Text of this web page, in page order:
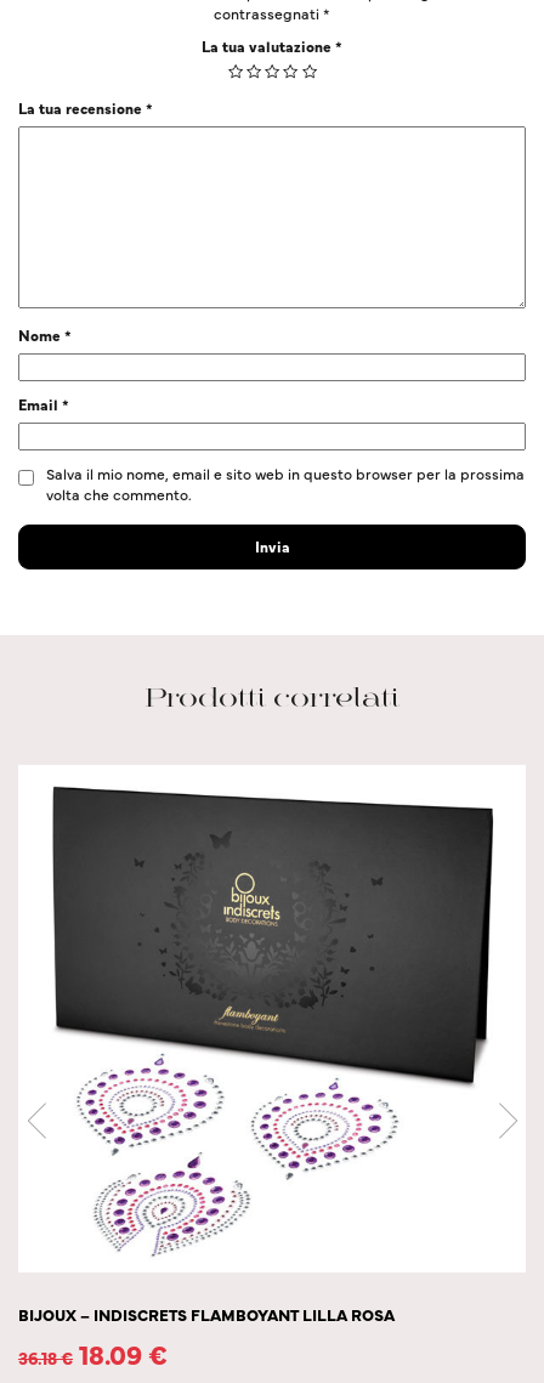
contrassegnati*
La tua valutazione*
La tua recensione*
Nome*
Email *
Salva il mio nome, email e sito web in questo browser per la prossima
volta che commento.
Prodotti correlati
BIJOUX – INDISCRETS FLAMBOYANT LILLA ROSA
36.18€ 18.09€